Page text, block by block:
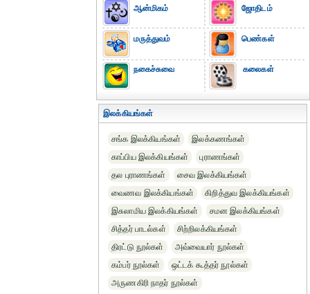
ஆன்மிகம்
மருத்துவம்
நகைச்சுவை
ஜோதிடம்
பெண்கள்
கலைகள்
இலக்கியங்கள்
சங்க இலக்கியங்கள்
இலக்கணங்கள்
காப்பிய இலக்கியங்கள்
புராணங்கள்
தல புராணங்கள்
சைவ இலக்கியங்கள்
வைணவ இலக்கியங்கள்
கிறித்துவ இலக்கியங்கள்
இசுலாமிய இலக்கியங்கள்
சமன இலக்கியங்கள்
சித்தர் பாடல்கள்
சிற்றிலக்கியங்கள்
திரட்டு நூல்கள்
அவ்வையார் நூல்கள்
கம்பர் நூல்கள்
ஒட்டக் கூத்தர் நூல்கள்
அருணகிரி நாதர் நூல்கள்